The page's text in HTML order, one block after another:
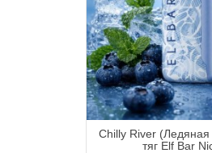
Chilly River
тяг Elf Bar